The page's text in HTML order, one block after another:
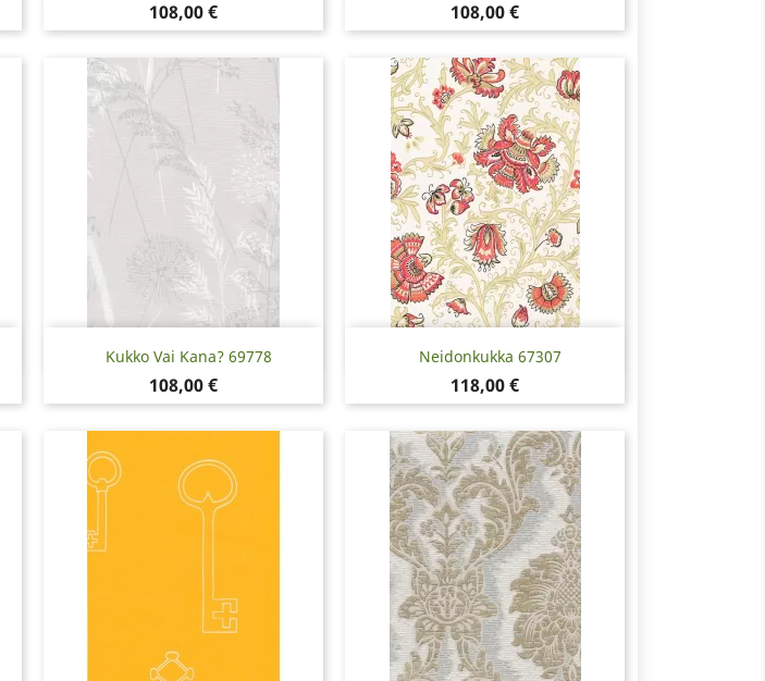
Hinta
108,00 € Hinta
108,00 €
Kukko Vai Kana? 69778
Hinta
108,00 €
Pikakatselu Neidonkukka 67307
Hinta
118,00 €
Pikakatselu